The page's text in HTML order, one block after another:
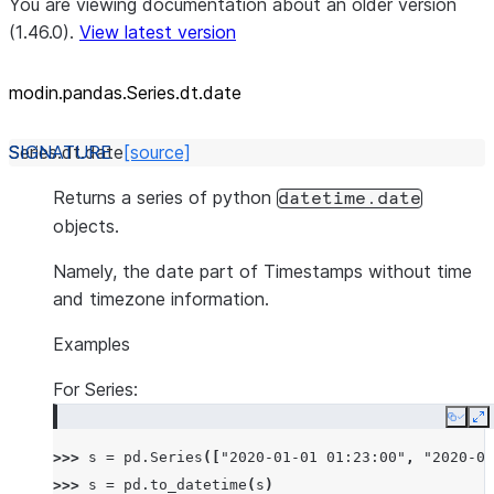
You are viewing documentation about an older version
(1.46.0). View latest version
modin.pandas.Series.dt.date
Series.dt.date [source]
Returns a series of python datetime.date
objects.
Namely, the date part of Timestamps without time
and timezone information.
Examples
For Series:
Copy
>>> s = pd . Series ([ "2020-01-01 01:23:00" ,
"2020-
>>> s = pd . to_datetime ( s )